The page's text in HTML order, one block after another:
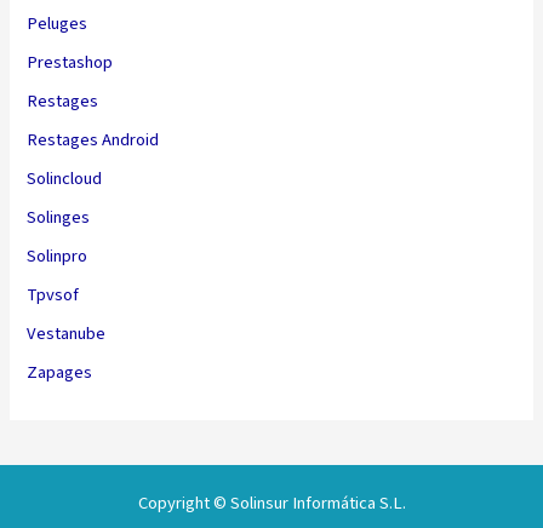
Peluges
Prestashop
Restages
Restages Android
Solincloud
Solinges
Solinpro
Tpvsof
Vestanube
Zapages
Copyright © Solinsur Informática S.L.